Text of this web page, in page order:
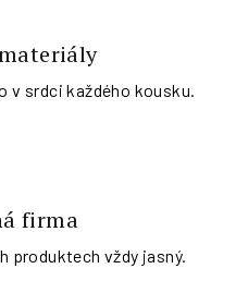
v srdci každého kousku.
firma
produktech vždy jasný.